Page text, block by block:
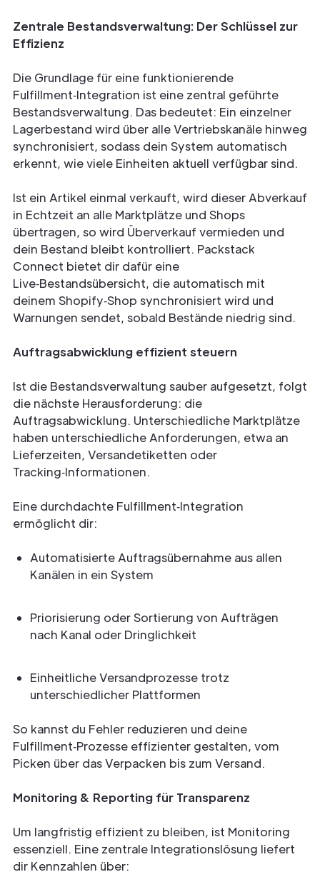
Zentrale Bestandsverwaltung: Der Schlüssel zur
Effizienz
Die Grundlage für eine funktionierende
Fulfillment‑Integration ist eine zentral geführte
Bestandsverwaltung. Das bedeutet: Ein einzelner
Lagerbestand wird über alle Vertriebskanäle hinweg
synchronisiert, sodass dein System automatisch
erkennt, wie viele Einheiten aktuell verfügbar sind.
Ist ein Artikel einmal verkauft, wird dieser Abverkauf
in Echtzeit an alle Marktplätze und Shops
übertragen, so wird Überverkauf vermieden und
dein Bestand bleibt kontrolliert. Packstack
Connect bietet dir dafür eine
Live‑Bestandsübersicht, die automatisch mit
deinem Shopify‑Shop synchronisiert wird und
Warnungen sendet, sobald Bestände niedrig sind.
Auftragsabwicklung effizient steuern
Ist die Bestandsverwaltung sauber aufgesetzt, folgt
die nächste Herausforderung: die
Auftragsabwicklung. Unterschiedliche Marktplätze
haben unterschiedliche Anforderungen, etwa an
Lieferzeiten, Versandetiketten oder
Tracking‑Informationen.
Eine durchdachte Fulfillment‑Integration
ermöglicht dir:
Automatisierte Auftragsübernahme aus allen
Kanälen in ein System
Priorisierung oder Sortierung von Aufträgen
nach Kanal oder Dringlichkeit
Einheitliche Versandprozesse trotz
unterschiedlicher Plattformen
So kannst du Fehler reduzieren und deine
Fulfillment‑Prozesse effizienter gestalten, vom
Picken über das Verpacken bis zum Versand.
Monitoring & Reporting für Transparenz
Um langfristig effizient zu bleiben, ist Monitoring
essenziell. Eine zentrale Integrationslösung liefert
dir Kennzahlen über: